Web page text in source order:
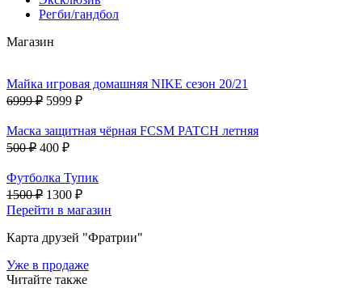
Регби/гандбол
Магазин
Майка игровая домашняя NIKE сезон 20/21
6999 ₽ 5999 ₽
Маска защитная чёрная FCSM PATCH летняя
500 ₽ 400 ₽
Футболка Тупик
1500 ₽ 1300 ₽
Перейти в магазин
Карта друзей "Фратрии"
Уже в продаже
Читайте также